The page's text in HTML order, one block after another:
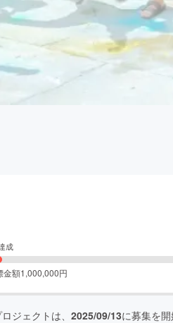
成
金額1,000,000円
ジェクトは、 2025/09/13に募集を開